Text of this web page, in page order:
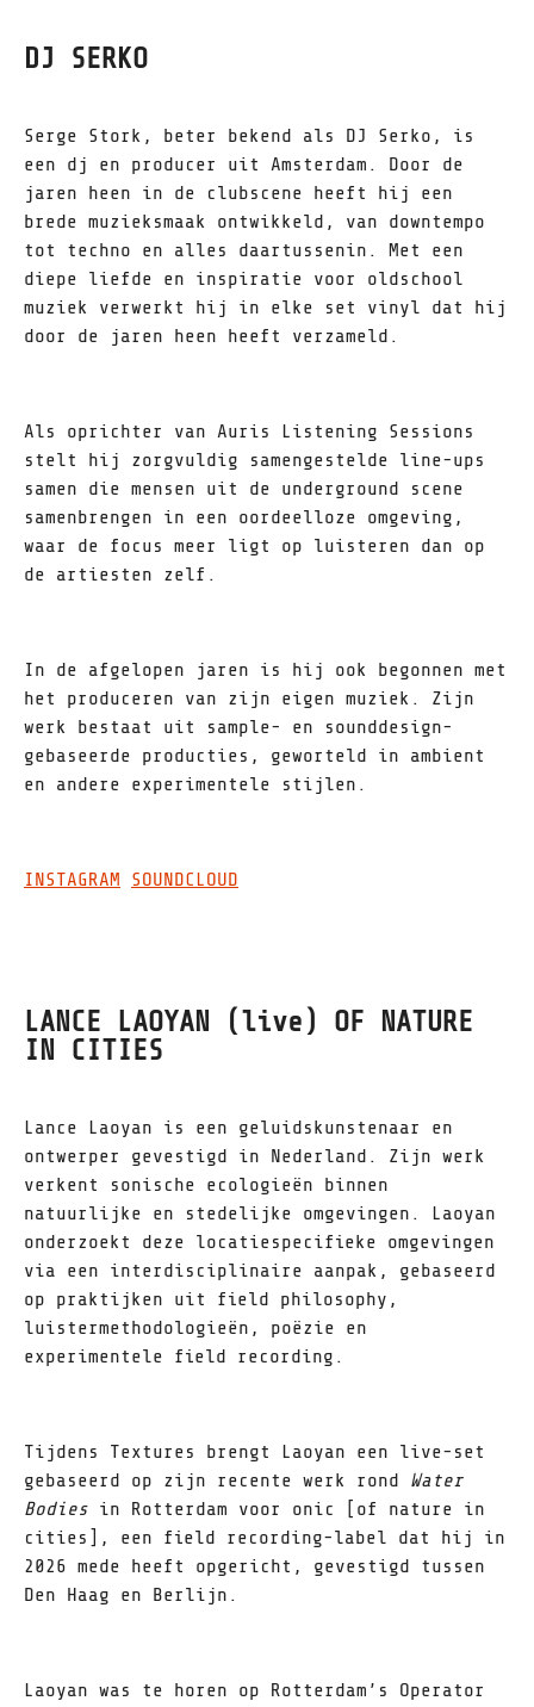
DJ SERKO
Serge Stork, beter bekend als DJ Serko, is
een dj en producer uit Amsterdam. Door de
jaren heen in de clubscene heeft hij een
brede muzieksmaak ontwikkeld, van downtempo
tot techno en alles daartussenin. Met een
diepe liefde en inspiratie voor oldschool
muziek verwerkt hij in elke set vinyl dat hij
door de jaren heen heeft verzameld.
Als oprichter van Auris Listening Sessions
stelt hij zorgvuldig samengestelde line-ups
samen die mensen uit de underground scene
samenbrengen in een oordeelloze omgeving,
waar de focus meer ligt op luisteren dan op
de artiesten zelf.
In de afgelopen jaren is hij ook begonnen met
het produceren van zijn eigen muziek. Zijn
werk bestaat uit sample- en sounddesign-
gebaseerde producties, geworteld in ambient
en andere experimentele stijlen.
INSTAGRAM SOUNDCLOUD
LANCE LAOYAN (live) OF NATURE
IN CITIES
Lance Laoyan is een geluidskunstenaar en
ontwerper gevestigd in Nederland. Zijn werk
verkent sonische ecologieën binnen
natuurlijke en stedelijke omgevingen. Laoyan
onderzoekt deze locatiespecifieke omgevingen
via een interdisciplinaire aanpak, gebaseerd
op praktijken uit field philosophy,
luistermethodologieën, poëzie en
experimentele field recording.
Tijdens Textures brengt Laoyan een live-set
gebaseerd op zijn recente werk rond Water
Bodies in Rotterdam voor onic [of nature in
cities], een field recording-label dat hij in
2026 mede heeft opgericht, gevestigd tussen
Den Haag en Berlijn.
Laoyan was te horen op Rotterdam’s Operator